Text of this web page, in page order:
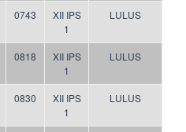
0743
XII IPS
1
LULUS
0818
XII IPS
1
LULUS
0830
XII IPS
1
LULUS